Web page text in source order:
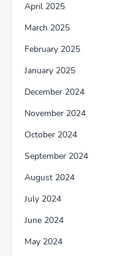
April 2025
March 2025
February 2025
January 2025
December 2024
November 2024
October 2024
September 2024
August 2024
July 2024
June 2024
May 2024